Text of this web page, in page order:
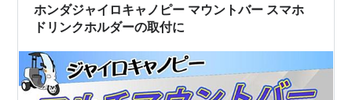
ホンダジャイロキャノピー マウントバー スマホ
ドリンクホルダーの取付に